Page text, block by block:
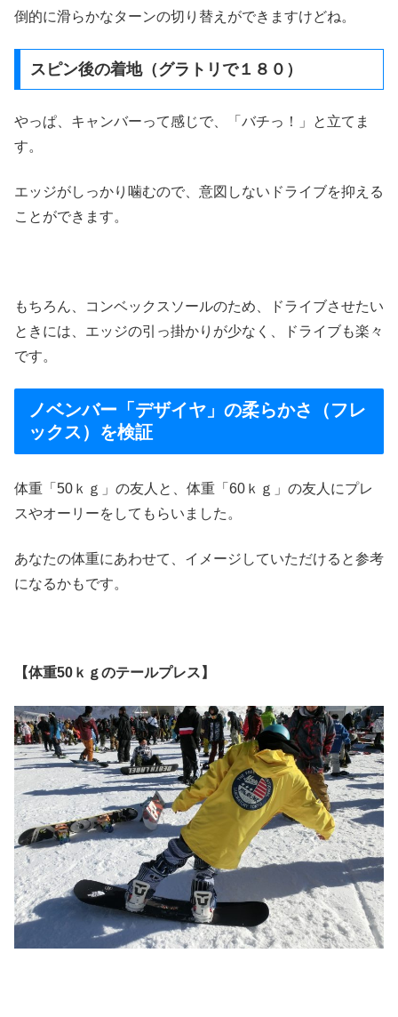
倒的に滑らかなターンの切り替えができますけどね。
スピン後の着地（グラトリで１８０）
やっぱ、キャンバーって感じで、「バチっ！」と立てま
す。
エッジがしっかり噛むので、意図しないドライブを抑える
ことができます。
もちろん、コンベックスソールのため、ドライブさせたい
ときには、エッジの引っ掛かりが少なく、ドライブも楽々
です。
ノベンバー「デザイヤ」の柔らかさ（フレ
ックス）を検証
体重「50ｋｇ」の友人と、体重「60ｋｇ」の友人にプレ
スやオーリーをしてもらいました。
あなたの体重にあわせて、イメージしていただけると参考
になるかもです。
【体重50ｋｇのテールプレス】